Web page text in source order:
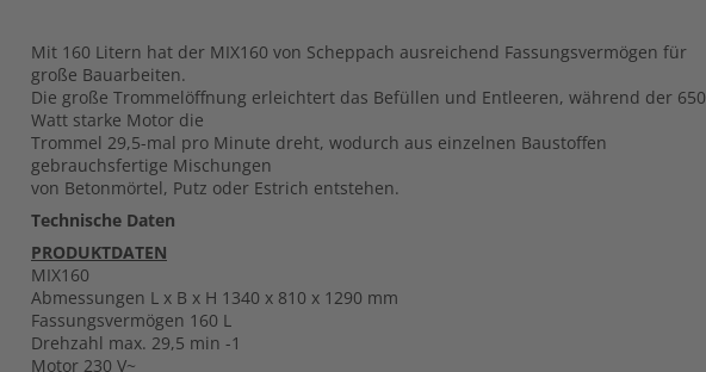
Mit 160 Litern hat der MIX160 von Scheppach ausreichend Fassungsvermögen für
große Bauarbeiten.
Die große Trommelöffnung erleichtert das Befüllen und Entleeren, während der 650
Watt starke Motor die
Trommel 29,5-mal pro Minute dreht, wodurch aus einzelnen Baustoffen
gebrauchsfertige Mischungen
von Betonmörtel, Putz oder Estrich entstehen.
Technische Daten
PRODUKTDATEN
MIX160
Abmessungen L x B x H 1340 x 810 x 1290 mm
Fassungsvermögen 160 L
Drehzahl max. 29,5 min -1
Motor 230 V~